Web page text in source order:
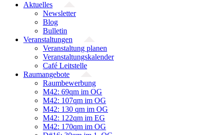
Aktuelles
Newsletter
Blog
Bulletin
Veranstaltungen
Veranstaltung planen
Veranstaltungskalender
Café Leitstelle
Raumangebote
Raumbewerbung
M42: 69qm im OG
M42: 107qm im OG
M42: 130 qm im OG
M42: 122qm im EG
M42: 170qm im OG